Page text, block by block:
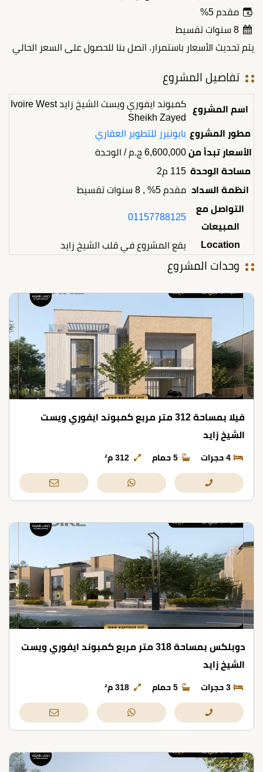
مقدم 5%
8 سنوات تقسيط
يتم تحديث الأسعار باستمرار. اتصل بنا للحصول على السعر الحالي
تفاصيل المشروع
اسم المشروع
كمبوند ايفوري ويست الشيخ زايد Ivoire West
Sheikh Zayed
مطور المشروع بايونيرز للتطوير العقاري
الأسعار تبدأ من 6,600,000 ج.م / الوحدة
مساحة الوحدة 115 م2
انظمة السداد مقدم 5% , 8 سنوات تقسيط
التواصل مع
المبيعات
01157788125
Location يقع المشروع في قلب الشيخ زايد
وحدات المشروع
فيلا بمساحة 312 متر مربع كمبوند ايفوري ويست
الشيخ زايد
4 حجرات 5 حمام 312 م²
دوبلكس بمساحة 318 متر مربع كمبوند ايفوري ويست
الشيخ زايد
3 حجرات 5 حمام 318 م²